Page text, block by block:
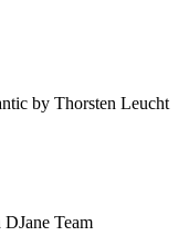
by Thorsten Leucht
Team